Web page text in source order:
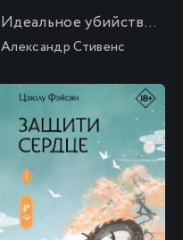
Идеальное убийство. 6 спорных дел, где ни один из подозреваемых так и не признал свою вину
Александр Стивенс